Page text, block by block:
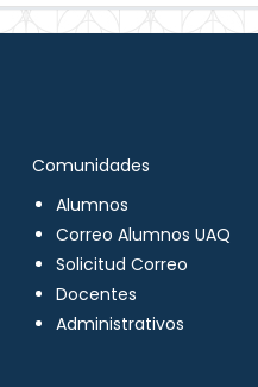
Comunidades
Alumnos
Correo Alumnos UAQ
Solicitud Correo
Docentes
Administrativos